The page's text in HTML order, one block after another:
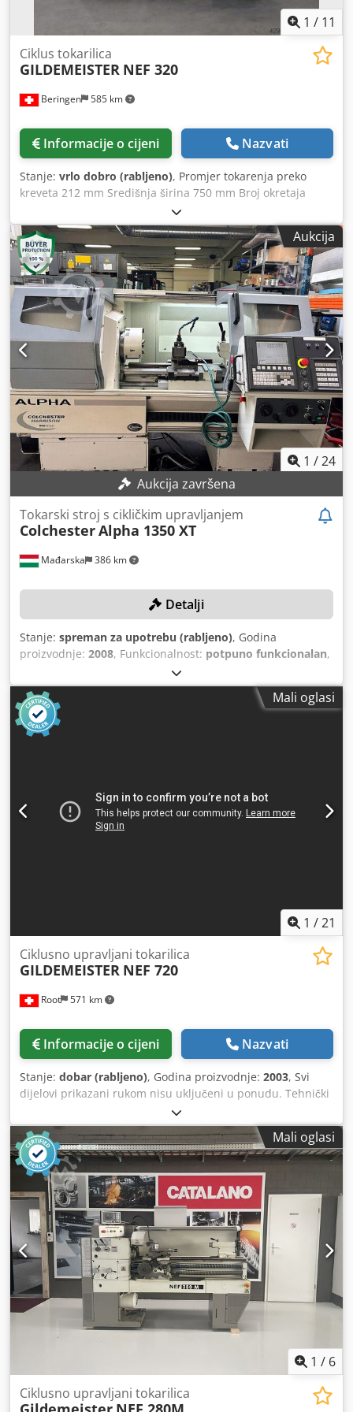
1 / 11
Beringen 585 km
Ciklus tokarilica
GILDEMEISTER NEF 320
Informacije o cijeni Nazvati
Stanje: vrlo dobro (rabljeno), Promjer tokarenja preko
kreveta 212 mm Središnja širina 750 mm Broj okretaja
vretena 10-4.000 o/min Cedpoud Nb Iefx Aclsrf
Upravljanje: HEIDENHAIN Manual Plus Razni dodaci
MARCEL'S MACHINES CH
Aukcija
1 /24
Aukcija završena
Mađarska 386 km
Tokarski stroj s cikličkim upravljanjem
ColchesterAlpha 1350 XT
Detalji
Stanje: spreman za upotrebu (rabljeno), Godina
proizvodnje: 2008, Funkcionalnost: potpuno funkcionalan,
, otvor glavčine:
tokarenja:650 mm, promjer tokarenja:350 mm,
maksimalna brzina vretena:
, proizvođač
kontrolera:
tokarenja: 650 mm Maks. promjer tokarenja: 350 mm
2.400 x 1.700 x 1.500 mm Težina: 1.800 kg OPREMA 3-
čeljusna stezna glava Više čeljusti Stezna glava za stezne
čahure Stezne čahure Luneta Prednja ploča Parat držač
Mali oglasi
1 /21
Root 571 km
Ciklusno upravljani tokarilica
GILDEMEISTER NEF 720
Informacije o cijeni Nazvati
Stanje: dobar (rabljeno), Godina proizvodnje: 2003, Svi
dijelovi prikazani rukom nisu uključeni u ponudu. Tehnički
podaci prikazani su na slici. Csdpfxsyyniao Acljrf
Mali oglasi
1 / 6
Ciklusno upravljani tokarilica